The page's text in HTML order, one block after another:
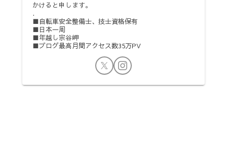
かけると申します。
.
■自転車安全整備士、技士資格保有
■日本一周
■年越し宗谷岬
■ブログ最高月間アクセス数35万PV